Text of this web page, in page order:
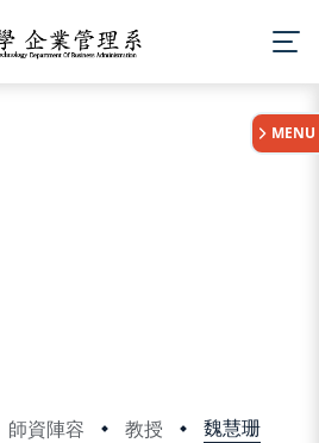
師資陣容 教授 魏慧珊
MENU